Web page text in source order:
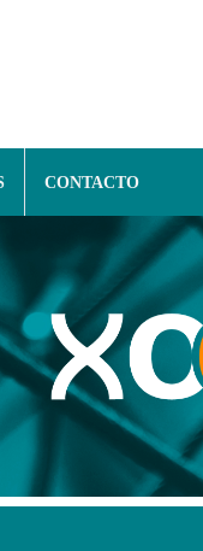
CONTACTO